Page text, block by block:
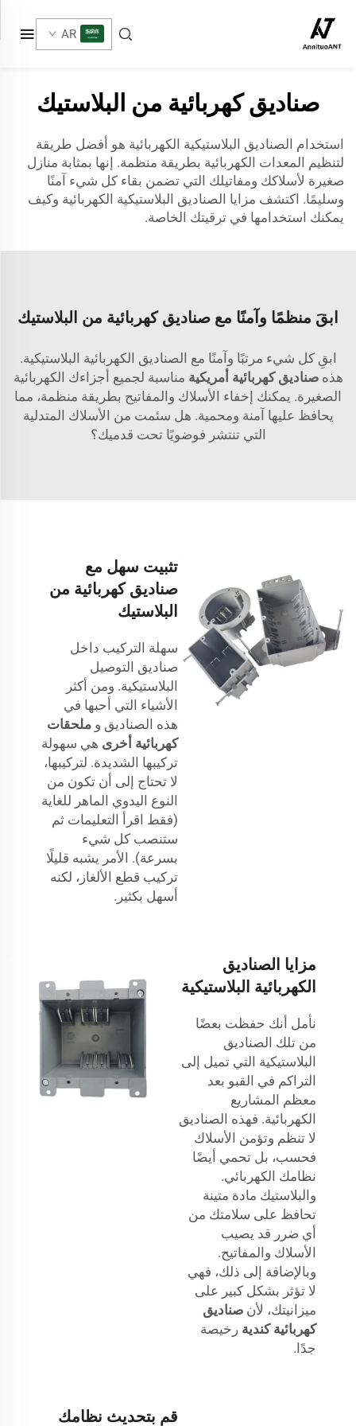
AR
صناديق كهربائية من البلاستيك
استخدام الصناديق البلاستيكية الكهربائية هو أفضل طريقة
لتنظيم المعدات الكهربائية بطريقة منظمة. إنها بمثابة منازل
صغيرة لأسلاكك ومفاتيلك التي تضمن بقاء كل شيء آمنًا
وسليمًا. اكتشف مزايا الصناديق البلاستيكية الكهربائية وكيف
يمكنك استخدامها في ترقيتك الخاصة.
ابقَ منظمًا وآمنًا مع صناديق كهربائية من البلاستيك
ابقِ كل شيء مرتبًا وآمنًا مع الصناديق الكهربائية البلاستيكية.
هذهصناديق كهربائية أمريكية مناسبة لجميع أجزاءك الكهربائية
الصغيرة. يمكنك إخفاء الأسلاك والمفاتيح بطريقة منظمة، مما
يحافظ عليها آمنة ومحمية. هل سئمت من الأسلاك المتدلية
التي تنتشر فوضويًا تحت قدميك؟
تثبيت سهل مع
صناديق كهربائية من
البلاستيك
سهلة التركيب داخل
صناديق التوصيل
البلاستيكية. ومن أكثر
الأشياء التي أحبها في
هذه الصناديق و ملحقات
كهربائية أخرى هي سهولة
تركيبها الشديدة. لتركيبها،
لا تحتاج إلى أن تكون من
النوع اليدوي الماهر للغاية
(فقط اقرأ التعليمات ثم
ستنصب كل شيء
بسرعة). الأمر يشبه قليلًا
تركيب قطع الألغاز، لكنه
أسهل بكثير.
مزايا الصناديق
الكهربائية البلاستيكية
نأمل أنك حفظت بعضًا
من تلك الصناديق
البلاستيكية التي تميل إلى
التراكم في القبو بعد
معظم المشاريع
الكهربائية. فهذه الصناديق
لا تنظم وتؤمن الأسلاك
فحسب، بل تحمي أيضًا
نظامك الكهربائي.
والبلاستيك مادة متينة
تحافظ على سلامتك من
أي ضرر قد يصيب
الأسلاك والمفاتيح.
وبالإضافة إلى ذلك، فهي
لا تؤثر بشكل كبير على
ميزانيتك، لأن صناديق
كهربائية كندية رخيصة
جدًا.
قم بتحديث نظامك